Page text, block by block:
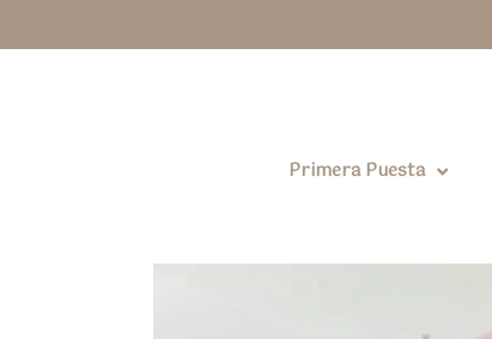
Primera Puesta